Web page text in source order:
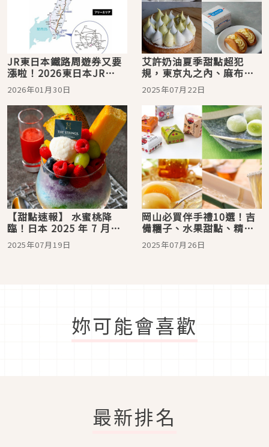
JR東日本鐵路周遊券又要
漲啦！2026東日本JR
PASS最新價格
2026年01月30日
艾許奶油夏季甜點超犯
規，東京丸之內、麻布台
之丘、大阪梅田等你來攻
略！
2025年07月22日
【甜點速報】 水蜜桃降
臨！日本 2025 年 7 月必
吃美麗甜點
2025年07月19日
岡山必買伴手禮10選！吉
備糰子、水果甜點、精釀
啤酒一次打包
2025年07月26日
妳可能會喜歡
最新排名